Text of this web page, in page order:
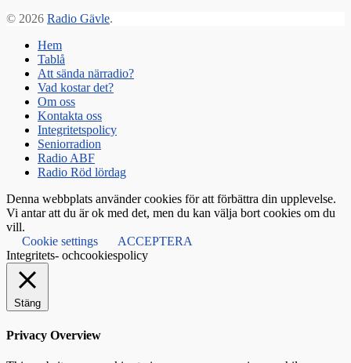
© 2026 Radio Gävle.
Hem
Tablå
Att sända närradio?
Vad kostar det?
Om oss
Kontakta oss
Integritetspolicy
Seniorradion
Radio ABF
Radio Röd lördag
Denna webbplats använder cookies för att förbättra din upplevelse.
Vi antar att du är ok med det, men du kan välja bort cookies om du
vill.
Cookie settings
ACCEPTERA
Integritets- ochcookiespolicy
Stäng
Privacy Overview